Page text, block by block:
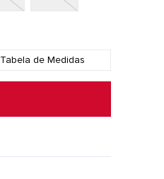
Tabela de Medidas